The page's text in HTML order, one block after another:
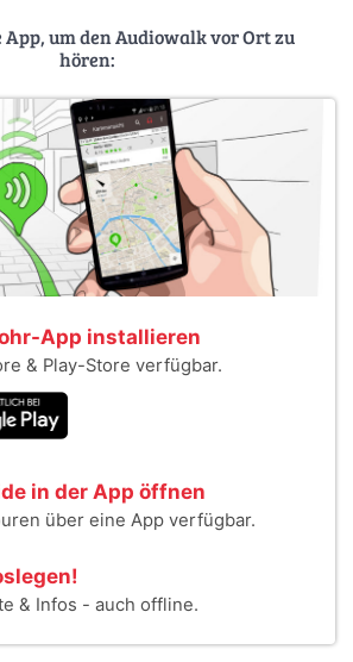
App, um den Audiowalk vor Ort zu
hören:
App installieren
& Play-Store verfügbar.
in der App öffnen
über eine App verfügbar.
& Infos - auch offline.